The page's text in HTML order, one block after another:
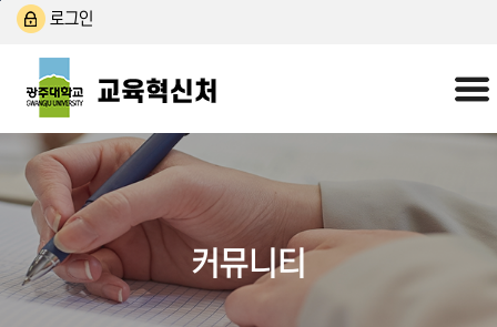
본문 바로가기
주 메뉴 바로가기
로그인
커뮤니티